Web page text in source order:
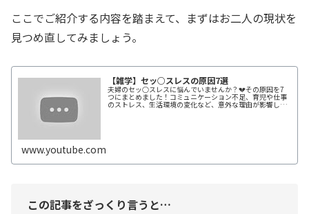
ここでご紹介する内容を踏まえて、まずはお二人の現状を
見つめ直してみましょう。
【雑学】セッ○スレスの原因7選
夫婦のセッ○スレスに悩んでいませんか？💔その原因を7
つにまとめました！コミュニケーション不足、育児や仕事
のストレス、生活環境の変化など、意外な理由が影響して
www.youtube.com
この記事をざっくり言うと…